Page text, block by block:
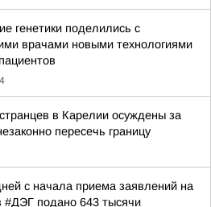
генетики поделились с
врачами новыми технологиями
в Карелии осуждены за
пересечь границу
с начала приема заявлений на
#ДЭГ подано 643 тысячи